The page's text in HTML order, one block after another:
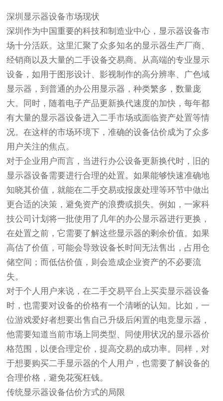
深圳显示器设备市场现状
深圳作为中国重要的科技和制造业中心，显示器设备市
场十分活跃。这里汇聚了众多知名的显示器生产厂商、
经销商以及大量的二手设备交易商。从高端的专业显示
设备，如用于图形设计、影视制作的高分辨率、广色域
显示器，到普通的办公用显示器，种类繁多，数量庞
大。同时，随着电子产品更新换代速度的加快，每年都
有大量的显示器设备进入二手市场或面临资产处置等情
况。在这样的市场环境下，准确的设备估价成为了众多
用户关注的焦点。
对于企业用户而言，当进行办公设备更新换代时，旧的
显示器设备需要进行合理的处置。如果能够快速准确地
知晓其价值，就能在二手交易或报废处理等环节中做出
更合适的决策，避免资产的浪费或损失。例如，一家科
技公司计划将一批使用了几年的办公显示器进行更换，
在处置之前，它需要了解这些显示器的剩余价值。如果
高估了价值，可能会导致设备长时间无法售出，占用仓
储空间；而低估价值，则会造成企业资产的不必要流
失。
对于个人用户来说，在二手交易平台上买卖显示器设备
时，也需要对设备的价格有一个清晰的认知。比如，一
位游戏爱好者想要出售自己升级后闲置的电竞显示器，
他需要知道当前市场上同类型、同使用状况的显示器价
格范围，以便合理定价，提高交易的成功率。同样，对
于想要购买二手显示器的个人用户，也需要了解设备的
合理价格，避免花冤枉钱。
传统显示器设备估价方式的局限